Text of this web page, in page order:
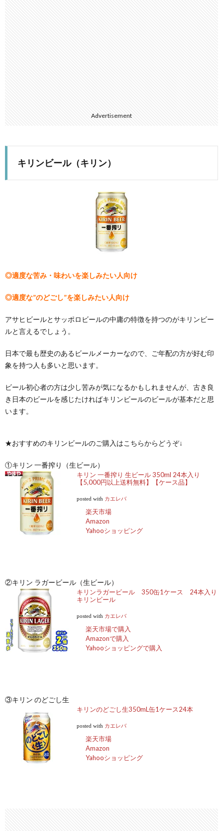
Advertisement
キリンビール（キリン）
◎適度な苦み・味わいを楽しみたい人向け
◎適度な”のどごし”を楽しみたい人向け
アサヒビールとサッポロビールの中庸の特徴を持つのがキリンビー
ルと言えるでしょう。
日本で最も歴史のあるビールメーカーなので、ご年配の方が好む印
象を持つ人も多いと思います。
ビール初心者の方は少し苦みが気になるかもしれませんが、古き良
き日本のビールを感じたければキリンビールのビールが基本だと思
います。
★おすすめのキリンビールのご購入はこちらからどうぞ↓
①キリン 一番搾り（生ビール）
キリン 一番搾り 生ビール 350ml 24本入り
【5,000円以上送料無料】【ケース品】
posted with カエレバ
楽天市場
Amazon
Yahooショッピング
②キリン ラガービール（生ビール）
キリンラガービール 350缶1ケース 24本入り
キリンビール
posted with カエレバ
楽天市場で購入
Amazonで購入
Yahooショッピングで購入
③キリン のどごし生
キリンのどごし生350mL缶1ケース24本
posted with カエレバ
楽天市場
Amazon
Yahooショッピング